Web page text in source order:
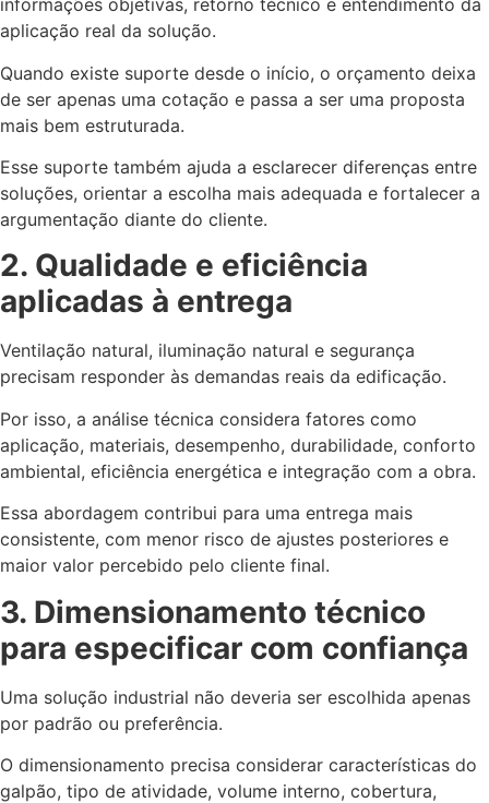
informações objetivas, retorno técnico e entendimento da
aplicação real da solução.
Quando existe suporte desde o início, o orçamento deixa
de ser apenas uma cotação e passa a ser uma proposta
mais bem estruturada.
Esse suporte também ajuda a esclarecer diferenças entre
soluções, orientar a escolha mais adequada e fortalecer a
argumentação diante do cliente.
2. Qualidade e eficiência
aplicadas à entrega
Ventilação natural, iluminação natural e segurança
precisam responder às demandas reais da edificação.
Por isso, a análise técnica considera fatores como
aplicação, materiais, desempenho, durabilidade, conforto
ambiental, eficiência energética e integração com a obra.
Essa abordagem contribui para uma entrega mais
consistente, com menor risco de ajustes posteriores e
maior valor percebido pelo cliente final.
3. Dimensionamento técnico
para especificar com confiança
Uma solução industrial não deveria ser escolhida apenas
por padrão ou preferência.
O dimensionamento precisa considerar características do
galpão, tipo de atividade, volume interno, cobertura,